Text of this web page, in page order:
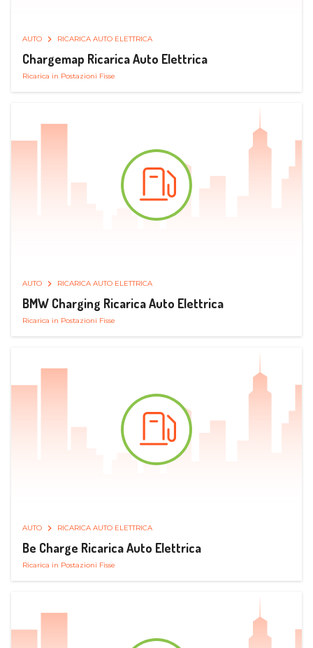
AUTO RICARICA AUTO ELETTRICA
Chargemap Ricarica Auto Elettrica
Ricarica in Postazioni Fisse
AUTO RICARICA AUTO ELETTRICA
BMW Charging Ricarica Auto Elettrica
Ricarica in Postazioni Fisse
AUTO RICARICA AUTO ELETTRICA
Be Charge Ricarica Auto Elettrica
Ricarica in Postazioni Fisse